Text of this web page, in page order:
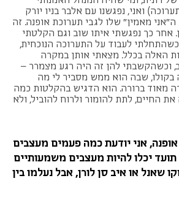
ואני, נפגשנו עם אלבר בניו יורק
מאמין״ שלו לגבי תערוכת אופנה. זה
אחר כך נפגשתי איתו שוב וגם הקלטתי
לעבוד על התערוכה הנוכחית,
האלה בכלל. מצאתי אותן במקרה
וכשהקשבתי להן זה היה רגע מצמרר –
בקולו, שבה הוא ממש מסביר לי מה
מאוד ברורה. הוא הדגיש בהקלטות כמה
החיים, לתת להומור ולרוח להוביל, ולא
אופנה, אני יודעת כמה פעמים מעצבים
יכלו להיות מעצבים משמעותיים
שאנל או איב סן לורן, אבל נעלמו בין